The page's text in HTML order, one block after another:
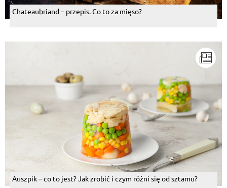
Chateaubriand – przepis. Co to za mięso?
Auszpik – co to jest? Jak zrobić i czym różni się od sztamu?